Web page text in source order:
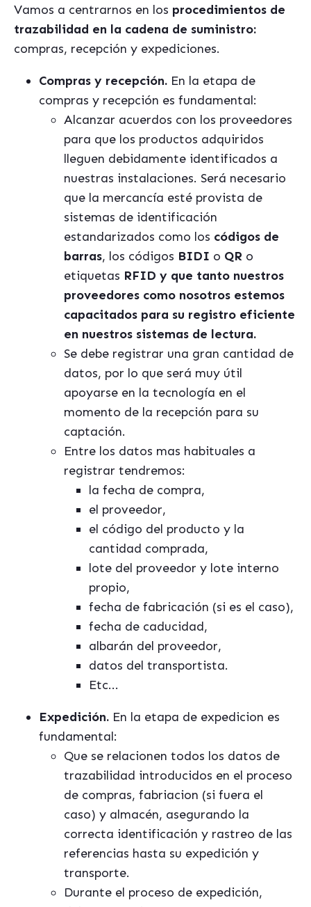
Vamos a centrarnos en los procedimientos de
trazabilidad en la cadena de suministro:
compras, recepción y expediciones.
Compras y recepción. En la etapa de
compras y recepción es fundamental:
Alcanzar acuerdos con los proveedores
para que los productos adquiridos
lleguen debidamente identificados a
nuestras instalaciones. Será necesario
que la mercancía esté provista de
sistemas de identificación
estandarizados como los códigos de
barras, los códigos BIDI o QR o
etiquetas RFID y que tanto nuestros
proveedores como nosotros estemos
capacitados para su registro eficiente
en nuestros sistemas de lectura.
Se debe registrar una gran cantidad de
datos, por lo que será muy útil
apoyarse en la tecnología en el
momento de la recepción para su
captación.
Entre los datos mas habituales a
registrar tendremos:
la fecha de compra,
el proveedor,
el código del producto y la
cantidad comprada,
lote del proveedor y lote interno
propio,
fecha de fabricación (si es el caso),
fecha de caducidad,
albarán del proveedor,
datos del transportista.
Etc...
Expedición. En la etapa de expedicion es
fundamental:
Que se relacionen todos los datos de
trazabilidad introducidos en el proceso
de compras, fabriacion (si fuera el
caso) y almacén, asegurando la
correcta identificación y rastreo de las
referencias hasta su expedición y
transporte.
Durante el proceso de expedición,